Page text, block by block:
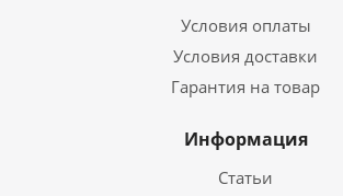
Условия оплаты
Условия доставки
Гарантия на товар
Информация
Статьи